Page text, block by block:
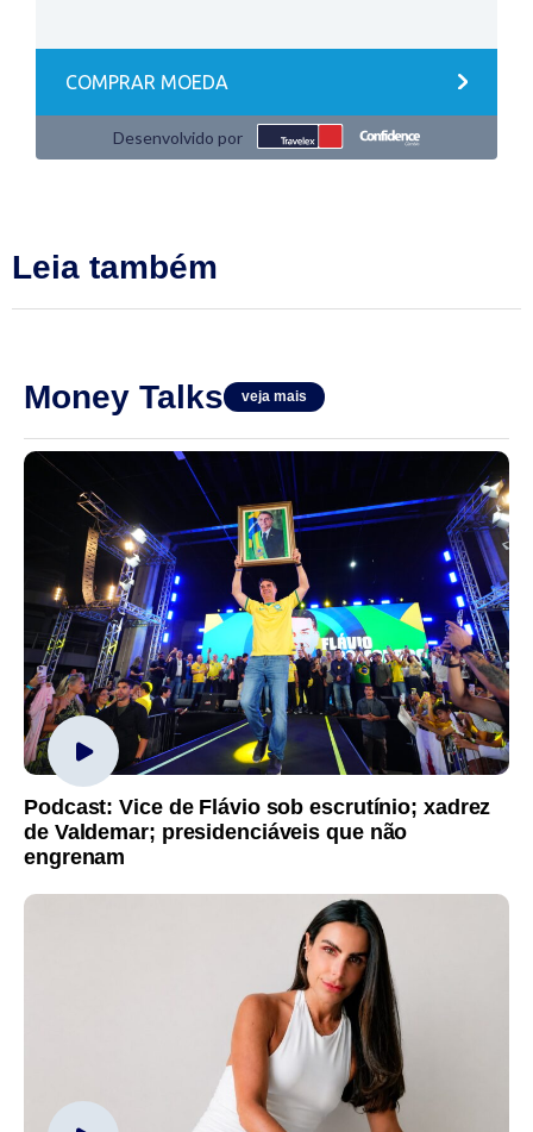
Leia também
Money Talks veja mais
Podcast: Vice de Flávio sob escrutínio; xadrez
de Valdemar; presidenciáveis que não
engrenam